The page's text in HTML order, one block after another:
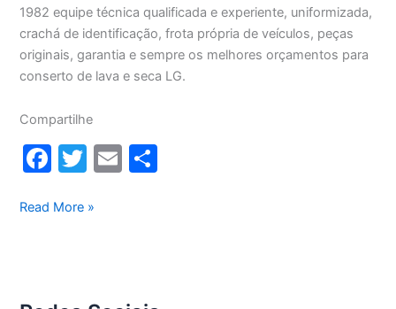
1982 equipe técnica qualificada e experiente, uniformizada,
crachá de identificação, frota própria de veículos, peças
originais, garantia e sempre os melhores orçamentos para
conserto de lava e seca LG.
Compartilhe
F
c
o
T
itt
E
Conserto
Read More »